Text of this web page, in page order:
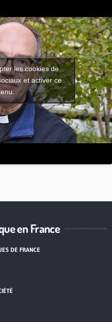
les cookies de
et activer ce
en France
DE FRANCE